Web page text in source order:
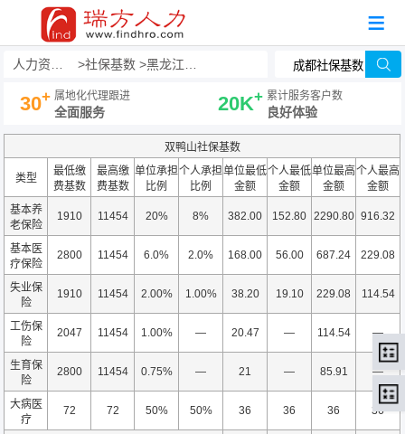
社保基数 黑龙江社保基数
30+ 属地化代理跟进
全面服务 20K+ 累计服务客户数
良好体验
双鸭山社保基数
类型
最低缴
费基数
最高缴
费基数
单位承担
比例
个人承担
比例
单位最低
金额
个人最低
金额
单位最高
金额
个人最高
金额
基本养
老保险
1910 11454 20% 8% 382.00 152.80 2290.80 916.32
基本医
疗保险
2800 11454 6.0% 2.0% 168.00 56.00 687.24 229.08
失业保
险
1910 11454 2.00% 1.00% 38.20 19.10 229.08 114.54
工伤保
险
2047 11454 1.00% — 20.47 — 114.54 —
生育保
险
2800 11454 0.75% — 21 — 85.91 —
大病医
疗
72 72 50% 50% 36 36 36 36